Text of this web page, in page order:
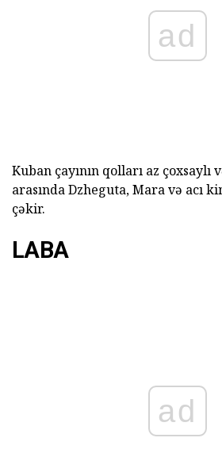
ad
Kuban çayının qolları az çoxsaylı
arasında Dzheguta, Mara və acı
çəkir.
LABA
ad